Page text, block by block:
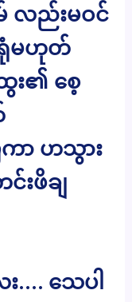
လည်းမဝင်
မဟုတ်
း၏ စေ့
ကာ ဟသွား
းဖိချ
…. သေပါ